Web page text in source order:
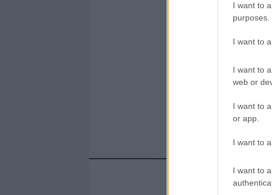
I want to
purposes.
I want to
I want to
web or
I want to
or app.
I want to
I want to